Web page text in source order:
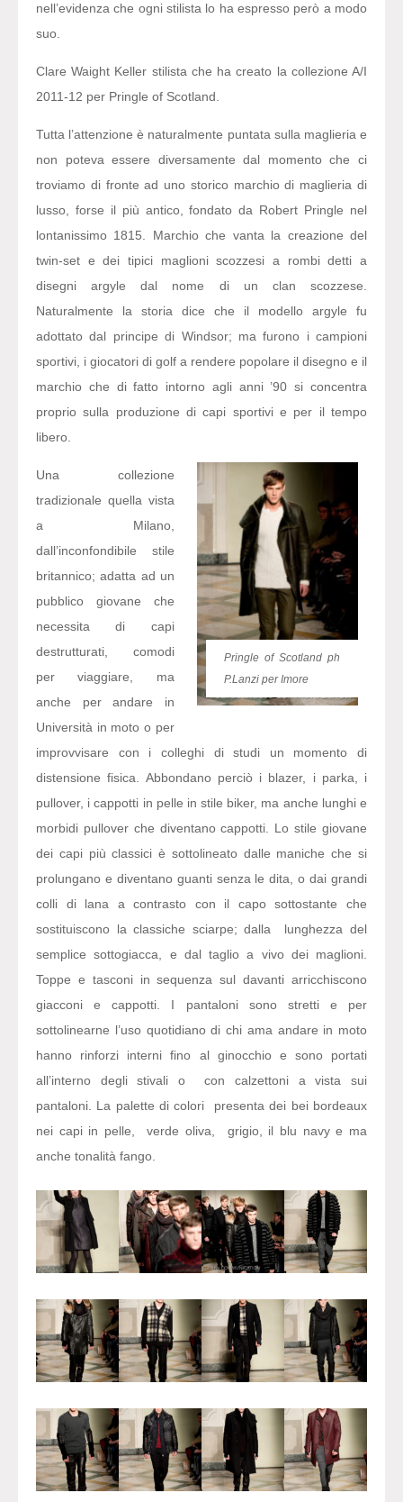
nell’evidenza che ogni stilista lo ha espresso però a modo
suo.
Clare Waight Keller stilista che ha creato la collezione A/I
2011-12 per Pringle of Scotland.
Tutta l’attenzione è naturalmente puntata sulla maglieria e
non poteva essere diversamente dal momento che ci
troviamo di fronte ad uno storico marchio di maglieria di
lusso, forse il più antico, fondato da Robert Pringle nel
lontanissimo 1815. Marchio che vanta la creazione del
twin-set e dei tipici maglioni scozzesi a rombi detti a
disegni argyle dal nome di un clan scozzese.
Naturalmente la storia dice che il modello argyle fu
adottato dal principe di Windsor; ma furono i campioni
sportivi, i giocatori di golf a rendere popolare il disegno e il
marchio che di fatto intorno agli anni ’90 si concentra
proprio sulla produzione di capi sportivi e per il tempo
libero.
Pringle of Scotland ph
P.Lanzi per Imore
Una collezione
tradizionale quella vista
a Milano,
dall’inconfondibile stile
britannico; adatta ad un
pubblico giovane che
necessita di capi
destrutturati, comodi
per viaggiare, ma
anche per andare in
Università in moto o per
improvvisare con i colleghi di studi un momento di
distensione fisica. Abbondano perciò i blazer, i parka, i
pullover, i cappotti in pelle in stile biker, ma anche lunghi e
morbidi pullover che diventano cappotti. Lo stile giovane
dei capi più classici è sottolineato dalle maniche che si
prolungano e diventano guanti senza le dita, o dai grandi
colli di lana a contrasto con il capo sottostante che
sostituiscono la classiche sciarpe; dalla lunghezza del
semplice sottogiacca, e dal taglio a vivo dei maglioni.
Toppe e tasconi in sequenza sul davanti arricchiscono
giacconi e cappotti. I pantaloni sono stretti e per
sottolinearne l’uso quotidiano di chi ama andare in moto
hanno rinforzi interni fino al ginocchio e sono portati
all’interno degli stivali o con calzettoni a vista sui
pantaloni. La palette di colori presenta dei bei bordeaux
nei capi in pelle, verde oliva, grigio, il blu navy e ma
anche tonalità fango.